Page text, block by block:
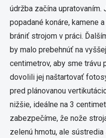
údržba začína
popadané konáre, kamene
brániť strojom v práci.
by malo prebehnúť na
centimetrov, aby sme
dovolili jej naštartovať
pred plánovanou
nižšie, ideálne na 3
zabezpečíme, že nože
zelenú hmotu, ale